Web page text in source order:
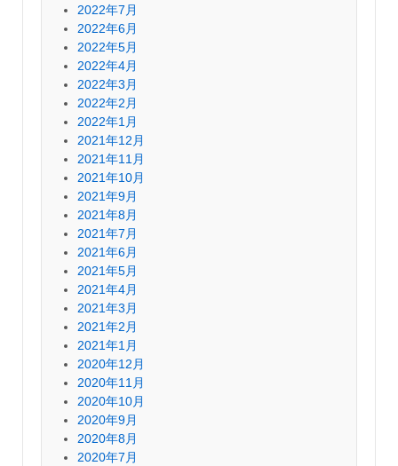
2022年7月
2022年6月
2022年5月
2022年4月
2022年3月
2022年2月
2022年1月
2021年12月
2021年11月
2021年10月
2021年9月
2021年8月
2021年7月
2021年6月
2021年5月
2021年4月
2021年3月
2021年2月
2021年1月
2020年12月
2020年11月
2020年10月
2020年9月
2020年8月
2020年7月